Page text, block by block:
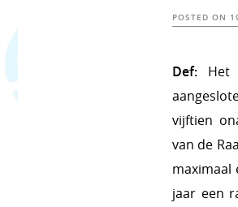
POSTED ON
Def: Het
vijftien
van de
maximaal
jaar een